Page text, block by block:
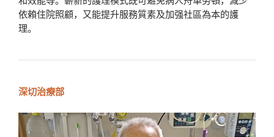
依賴住院照顧，又能提升服務質素及加强社區為本的護
理。
深切治療部